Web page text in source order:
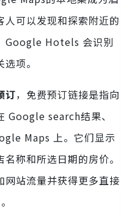
可以发现和探索附近的
Google Hotels 会识别
项。
订，免费预订链接是指向
Google search结果、
Maps 上。它们显示
称和所选日期的房价。
网站流量并获得更多直接